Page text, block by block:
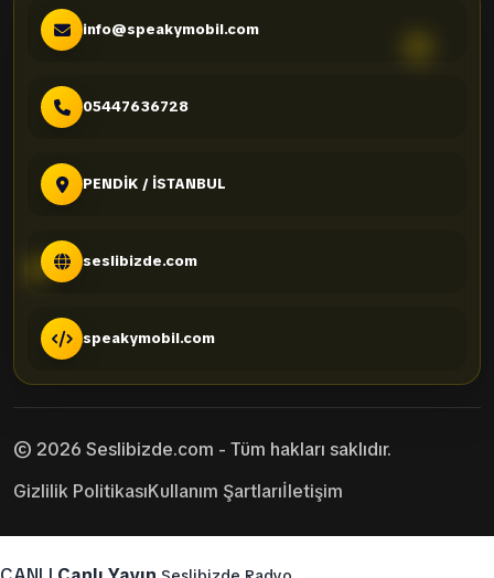
info@speakymobil.com
05447636728
PENDİK / İSTANBUL
seslibizde.com
speakymobil.com
© 2026 Seslibizde.com - Tüm hakları saklıdır.
Gizlilik PolitikasıKullanım Şartlarıİletişim